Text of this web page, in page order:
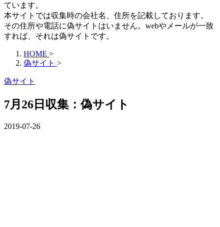
ています。
本サイトでは収集時の会社名、住所を記載しております。
その住所や電話に偽サイトはいません。webやメールが一致
すれば、それは偽サイトです。
HOME >
偽サイト >
偽サイト
7月26日収集：偽サイト
2019-07-26